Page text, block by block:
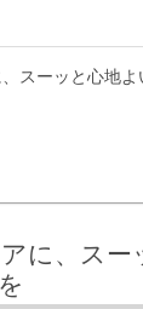
スーッと心地
に、スー